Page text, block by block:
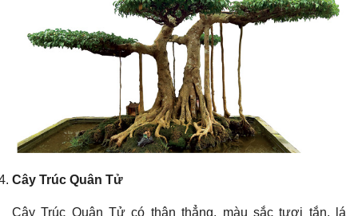
Cây Trúc Quân Tử
Cây Trúc Quân Tử có thân thẳng, màu sắc tươi tắn, lá